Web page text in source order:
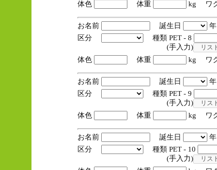
体色
体重 kg ワ
お名前 誕生日
区分
種類 PET - 8
(手入力)
体色
体重 kg ワ
お名前 誕生日
区分
種類 PET - 9
(手入力)
体色
体重 kg ワ
お名前 誕生日
区分
種類 PET - 10
(手入力)